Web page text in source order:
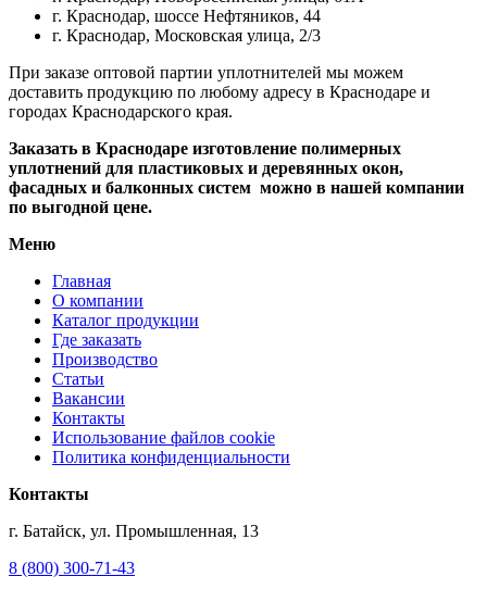
г. Краснодар, шоссе Нефтяников, 44
г. Краснодар, Московская улица, 2/3
При заказе оптовой партии уплотнителей мы можем
доставить продукцию по любому адресу в Краснодаре и
городах Краснодарского края.
Заказать в Краснодаре изготовление полимерных
уплотнений для пластиковых и деревянных окон,
фасадных и балконных систем можно в нашей компании
по выгодной цене.
Меню
Главная
О компании
Каталог продукции
Где заказать
Производство
Статьи
Вакансии
Контакты
Использование файлов cookie
Политика конфиденциальности
Контакты
г. Батайск, ул. Промышленная, 13
8 (800) 300-71-43